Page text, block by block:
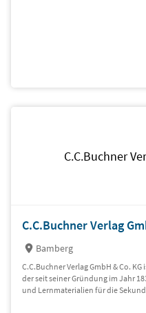
C.C.Buchner
C.C.Buchner Verlag
Bamberg
C.C.Buchner Verlag GmbH & Co.
der seit seiner Gründung im Jahr
und Lernmaterialien für die